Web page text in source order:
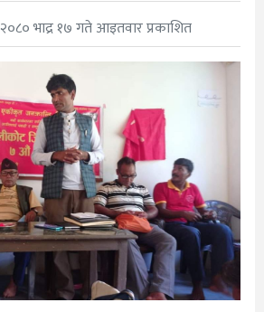
२०८० भाद्र १७ गते आइतवार प्रकाशित